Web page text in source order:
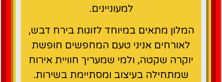
למעוניינים.
המלון מתאים במיוחד לזוגות בירח דבש,
לאורחים אניני טעם המחפשים חופשת
יוקרה שקטה, ולמי שמעריך חוויית אירוח
שמתחילה בעיצוב ומסתיימת בשירות.